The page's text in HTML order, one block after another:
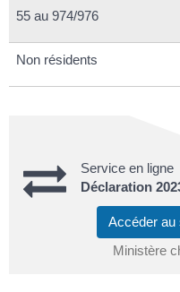
55 au 974/976
Non résidents
Service en ligne
Déclaration
Accéder
Ministère